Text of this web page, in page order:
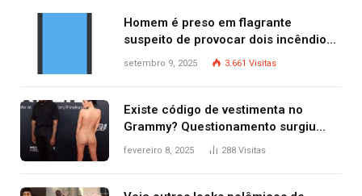
Homem é preso em flagrante
suspeito de provocar dois incêndios
criminosos no mesmo dia
setembro 9, 2025 3.661 Visitas
Existe código de vestimenta no
Grammy? Questionamento surgiu
após Bianca Censori, mulher de
fevereiro 8, 2025 288 Visitas